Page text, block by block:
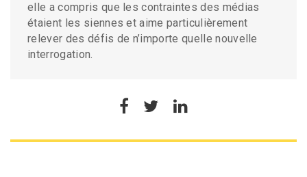
elle a compris que les contraintes des médias
étaient les siennes et aime particulièrement
relever des défis de n’importe quelle nouvelle
interrogation.